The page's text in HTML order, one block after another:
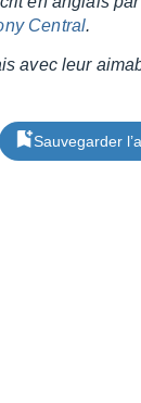
Central.
avec leur
Sauvegarder